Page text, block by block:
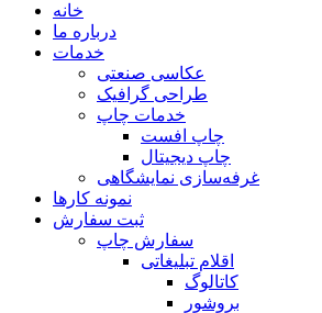
خانه
درباره ما
خدمات
عکاسی صنعتی
طراحی گرافیک
خدمات چاپ
چاپ افست
چاپ دیجیتال
غرفه‌سازی نمایشگاهی
نمونه کارها
ثبت سفارش
سفارش چاپ
اقلام تبلیغاتی
کاتالوگ
بروشور